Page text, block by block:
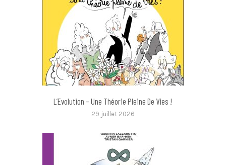
L’Evolution – Une Théorie Pleine De Vies !
29 juillet 2026